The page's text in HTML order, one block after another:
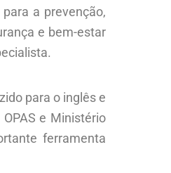
a prevenção,
e bem-estar
para o inglês e
e Ministério
ferramenta